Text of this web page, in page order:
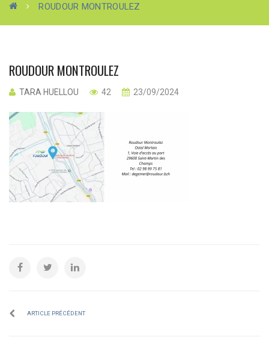
ROUDOUR MONTROULEZ
ROUDOUR MONTROULEZ
TARA HUELLOU 42 23/09/2024
ARTICLE PRÉCÉDENT